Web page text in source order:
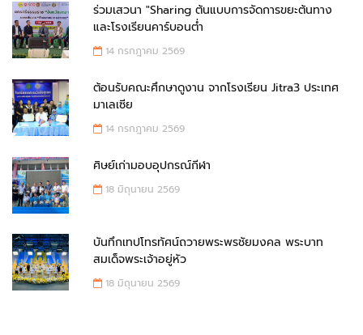
ร่วมเสวนา "Sharing ต้นแบบการจัดการขยะต้นทาง
และโรงเรียนคาร์บอนต่ำ
14 กรกฎาคม 2569
ต้อนรับคณะศึกษาดูงาน จากโรงเรียน Jitra3 ประเทศ
มาเลเซีย
14 กรกฎาคม 2569
ศิษย์เก่ามอบอุปกรณ์กีฬา
18 มิถุนายน 2569
บันทึกเทปโทรทัศน์ถวายพระพรชัยมงคล พระบาท
สมเด็จพระเจ้าอยู่หัว
18 มิถุนายน 2569